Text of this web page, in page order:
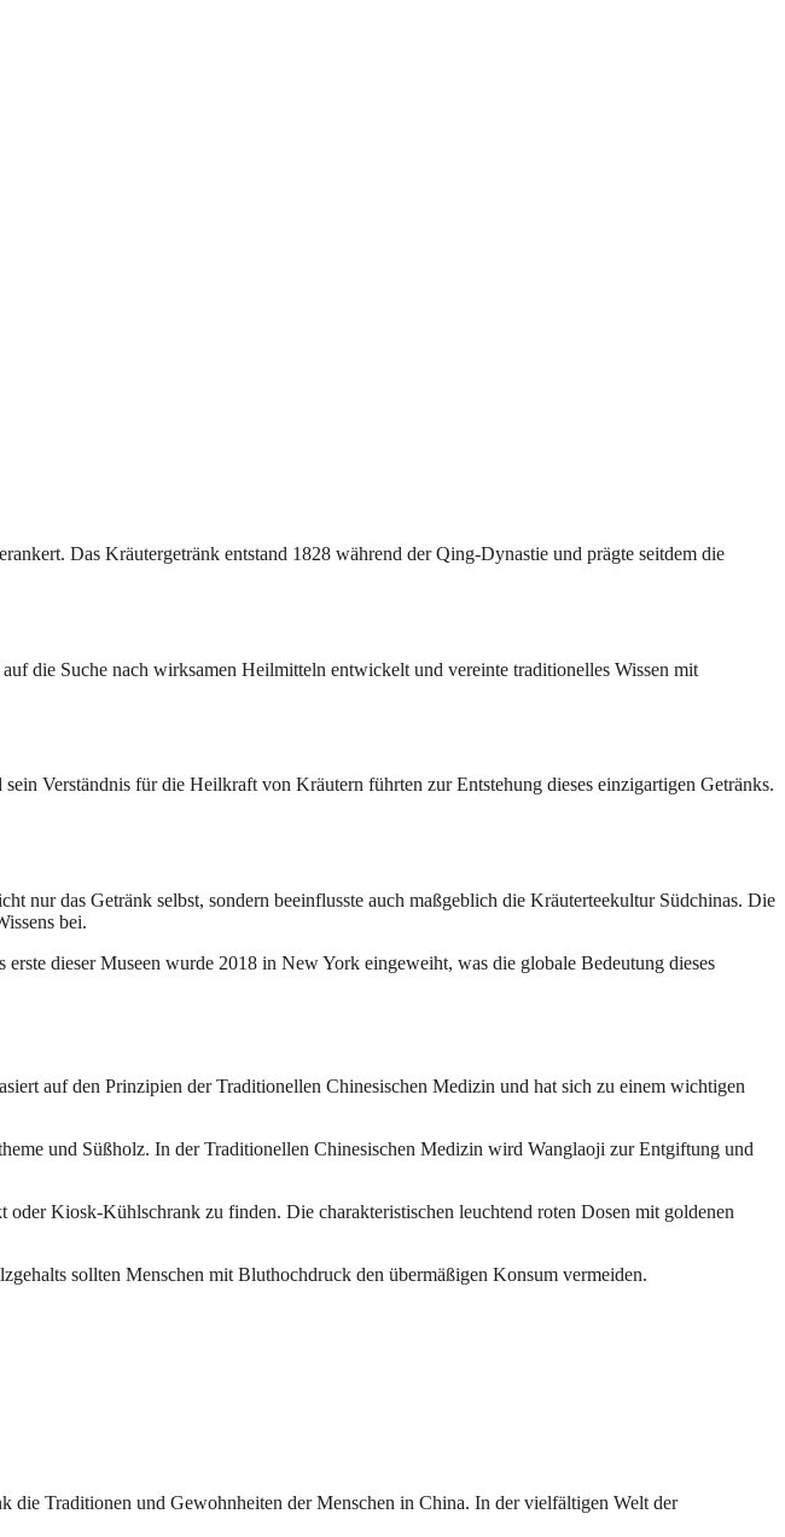
Das Kräutergetränk entstand 1828 während der Qing-Dynastie und prägte seitdem die
die Suche nach wirksamen Heilmitteln entwickelt und vereinte traditionelles Wissen mit
Verständnis für die Heilkraft von Kräutern führten zur Entstehung dieses einzigartigen Getränks.
nur das Getränk selbst, sondern beeinflusste auch maßgeblich die Kräuterteekultur Südchinas. Die
bei.
dieser Museen wurde 2018 in New York eingeweiht, was die globale Bedeutung dieses
auf den Prinzipien der Traditionellen Chinesischen Medizin und hat sich zu einem wichtigen
und Süßholz. In der Traditionellen Chinesischen Medizin wird Wanglaoji zur Entgiftung und
Kiosk-Kühlschrank zu finden. Die charakteristischen leuchtend roten Dosen mit goldenen
sollten Menschen mit Bluthochdruck den übermäßigen Konsum vermeiden.
die Traditionen und Gewohnheiten der Menschen in China. In der vielfältigen Welt der